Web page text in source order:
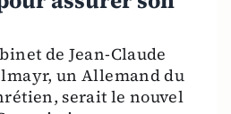
de Jean-Claude
un Allemand du
serait le nouvel